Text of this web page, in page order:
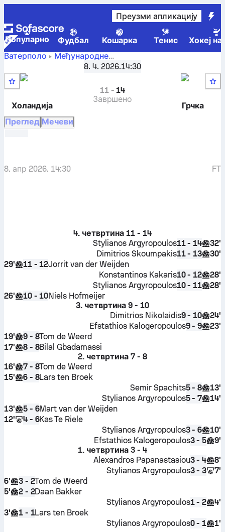
Преузми апликацију
Популарно Фудбал Кошарка Тенис
Хокеј
Ватерполо
Међународне
FINA World Cup, Div. 1, Групa A,3. коло
Грчка
8. 4. 2026.14:30
Холандија
11- 14
Завршено
Грчка
Преглед Мечеви
8. апр 2026. 14:30 FT
4. четвртина 11 - 14
32'
11 - 14
Stylianos Argyropoulos
30'
11 - 13
Dimitrios Skoumpakis
29'
11 - 12Jorrit van der Weijden
28'
10 - 12
Konstantinos Kakaris
28'
10 - 11
Stylianos Argyropoulos
26'
10 - 10Niels Hofmeijer
3. четвртина 9 - 10
24'
9 - 10
Dimitrios Nikolaidis
23'
9 - 9
Efstathios Kalogeropoulos
19'
9 - 8Tom de Weerd
17'
8 - 8Bilal Gbadamassi
2. четвртина 7 - 8
16'
7 - 8Tom de Weerd
15'
6 - 8Lars ten Broek
13'
5 - 8
Semir Spachits
14'
5 - 7
Stylianos Argyropoulos
13'
5 - 6Mart van der Weijden
12'
4 - 6Kas Te Riele
10'
3 - 6
Stylianos Argyropoulos
9'
3 - 5
Efstathios Kalogeropoulos
1. четвртина 3 - 4
8'
3 - 4
Alexandros Papanastasiou
7'
3 - 3
Stylianos Argyropoulos
6'
3 - 2Tom de Weerd
5'
2 - 2Daan Bakker
4'
1 - 2
Stylianos Argyropoulos
3'
1 - 1Lars ten Broek
1'
0 - 1
Stylianos Argyropoulos